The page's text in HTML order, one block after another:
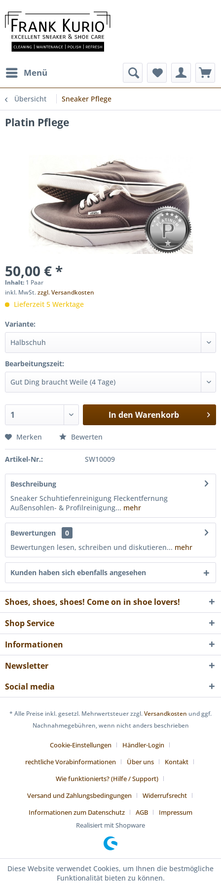
Menü
Übersicht Sneaker Pflege
Platin Pflege
50,00 € *
Inhalt: 1 Paar
inkl. MwSt.zzgl. Versandkosten
Lieferzeit 5 Werktage
Variante:
Bearbeitungszeit:
In den Warenkorb
Merken Bewerten
Artikel-Nr.: SW10009
Beschreibung
Sneaker Schuhtiefenreinigung Fleckentfernung
Außensohlen- & Profilreinigung... mehr
Bewertungen
0
Bewertungen lesen, schreiben und diskutieren... mehr
Kunden haben sich ebenfalls angesehen
Shoes, shoes, shoes! Come on in shoe lovers!
Shop Service
Informationen
Newsletter
Social media
* Alle Preise inkl. gesetzl. Mehrwertsteuer zzgl.Versandkosten und ggf.
Nachnahmegebühren, wenn nicht anders beschrieben
Cookie-Einstellungen
Händler-Login
rechtliche Vorabinformationen
Über uns
Kontakt
Wie funktionierts? (Hilfe / Support)
Versand und Zahlungsbedingungen
Widerrufsrecht
Informationen zum Datenschutz
AGB
Impressum
Realisiert mit Shopware
Diese Website verwendet Cookies, um Ihnen die bestmögliche
Funktionalität bieten zu können.